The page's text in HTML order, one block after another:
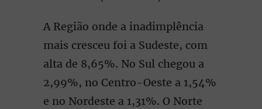
A Região onde a inadimplência
mais cresceu foi a Sudeste, com
alta de 8,65%. No Sul chegou a
2,99%, no Centro-Oeste a 1,54%
e no Nordeste a 1,31%. O Norte